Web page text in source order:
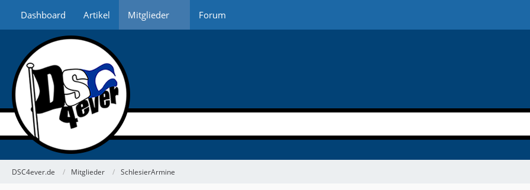
Dashboard Artikel Mitglieder Forum
DSC4ever.de Mitglieder SchlesierArmine